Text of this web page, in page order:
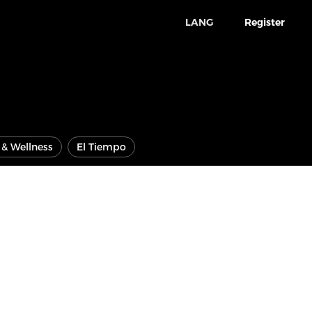
LANG Register
Wellness El Tiempo